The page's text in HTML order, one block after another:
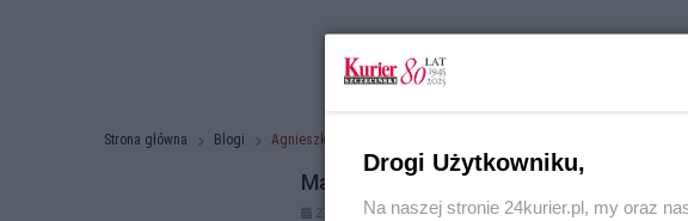
Strona główna Blogi Agnieszka Juchno-Marcjan
Majątek osobisty małżonka – co warto
27.08.2025 r. 11:08
Drogi Użytkowniku,
Na naszej stronie 24kurier.pl, my oraz